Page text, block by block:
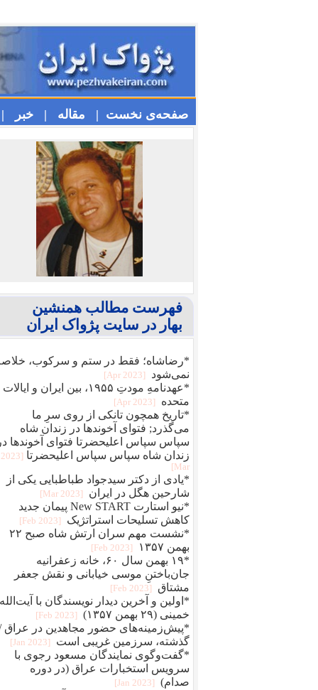
صفحه‌ی نخست | مقاله | خبر |
فهرست مطالب همنشین
بهار در سایت پژواک ایران
*رضاشاه؛ فقط در ستم و سرکوب،
نمی‌شود
[2023 Apr]
*عهدنامهِ مودتِ ۱۹۵۵، بین ایران و ایالات
متحده
[2023 Apr]
*تاریخ همچون تانکی از روی سرِ ما
می‌گذرد; فتوای آخوندها در زندان شاه
سپاس سپاس اعلیحضرتا فتوای آخوندها در
زندان شاه سپاس سپاس اعلیحضرتا
[2023
Mar]
*یادی از دکتر سیدجواد طباطبایی یکی از
شارحین هگل در ایران
[2023 Mar]
*نیو استارت New START پیمان جدید
کاهش تسلیحات استراتژیک
[2023 Feb]
*نشست مهم سران ارتش شاه صبح ۲۲
بهمن ۱۳۵۷
[2023 Feb]
*۱۹ بهمن سال ۶۰، خانه زعفرانیه
جان‌باختنِ موسی خیابانی و نقش جعفر
مشتاق
[2023 Feb]
*اولین و آخرین دیدار نویسندگان با آیت‌الله
خمینی (۲۹ بهمن ۱۳۵۷)
[2023 Feb]
*پیش‌زمینه‌های حضور مجاهدین در عراق
گذشته، سرزمین غریبی است
[2023 Jan]
*گفت‌وگوی نمایندگان مسعود رجوی با
سرویس استخبارات عراق (در دوره
صدام)
[2023 Jan]